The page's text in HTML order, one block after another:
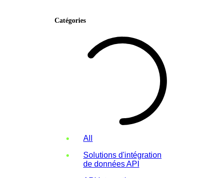
Catégories
All
Solutions d'intégration
de données API